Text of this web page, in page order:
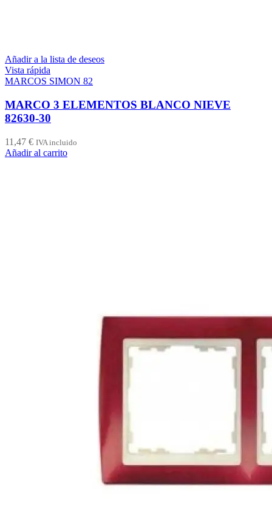
Añadir a la lista de deseos
Vista rápida
MARCOS SIMON 82
MARCO 3 ELEMENTOS BLANCO NIEVE
82630-30
11,47 € IVA incluido
Añadir al carrito